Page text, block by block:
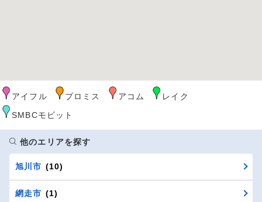
アイフル プロミス アコム
レイク
SMBCモビット
他のエリアを探す
旭川市 (10)
網走市 (1)